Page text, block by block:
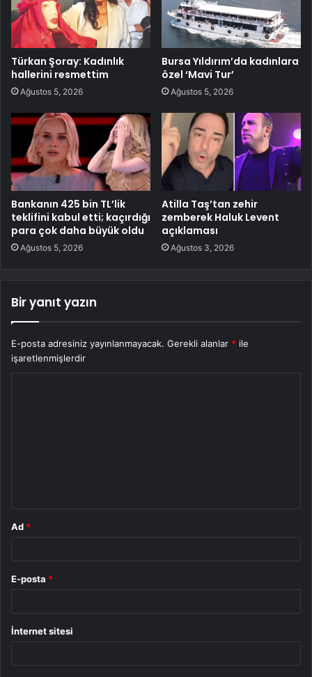
Türkan Şoray: Kadınlık
hallerini resmettim
Ağustos 5, 2026
Bursa Yıldırım’da kadınlara
özel ‘Mavi Tur’
Ağustos 5, 2026
Bankanın 425 bin TL’lik
teklifini kabul etti; kaçırdığı
para çok daha büyük oldu
Ağustos 5, 2026
Atilla Taş’tan zehir
zemberek Haluk Levent
açıklaması
Ağustos 3, 2026
Bir yanıt yazın
E-posta adresiniz yayınlanmayacak. Gerekli alanlar * ile
işaretlenmişlerdir
Ad *
E-posta *
İnternet sitesi